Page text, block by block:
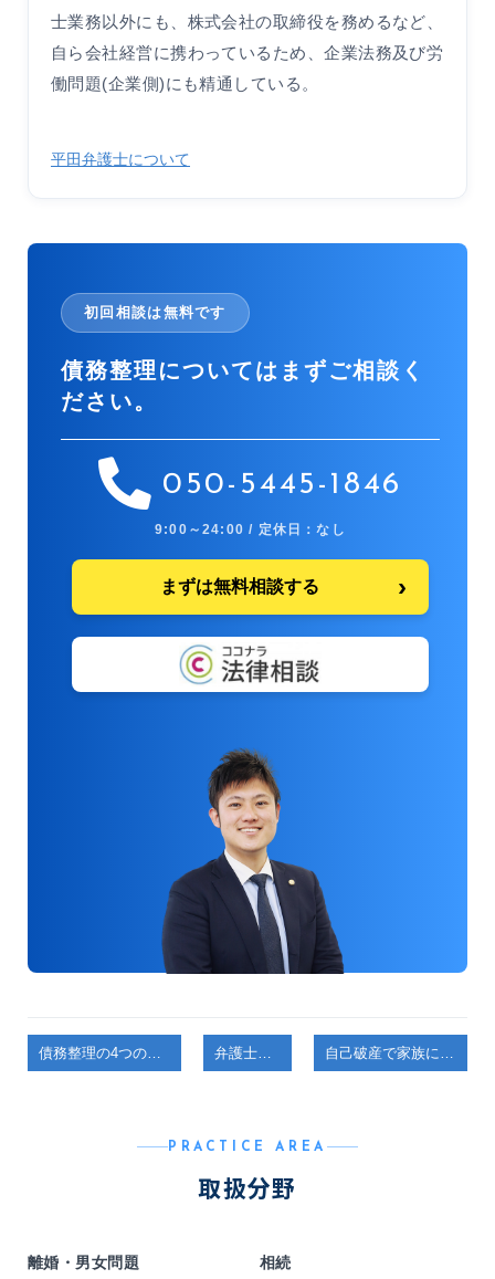
士業務以外にも、株式会社の取締役を務めるなど、
自ら会社経営に携わっているため、企業法務及び労
働問題(企業側)にも精通している。
平田弁護士について
初回相談は無料です
債務整理についてはまずご相談く
ださい。
050-5445-1846
9:00～24:00 / 定休日：なし
まずは無料相談する
債務整理の4つの種類はどう違う？ あなたに合う選び方を弁護士が解説【弁護士解説】 弁護士コラム 自己破産で家族にデメリットはある？ 配偶者・子ども・親への影響を解説【弁護士解説】
PRACTICE AREA
取扱分野
離婚・男女問題 相続